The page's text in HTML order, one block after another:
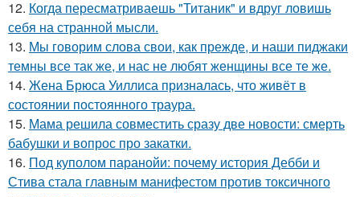
12. Когда пересматриваешь "Титаник" и вдруг ловишь
себя на странной мысли.
13. Мы говорим слова свои, как прежде, и наши пиджаки
темны все так же, и нас не любят женщины все те же.
14. Жена Брюса Уиллиса призналась, что живёт в
состоянии постоянного траура.
15. Мама решила совместить сразу две новости: смерть
бабушки и вопрос про закатки.
16. Под куполом паранойи: почему история Дебби и
Стива стала главным манифестом против токсичного